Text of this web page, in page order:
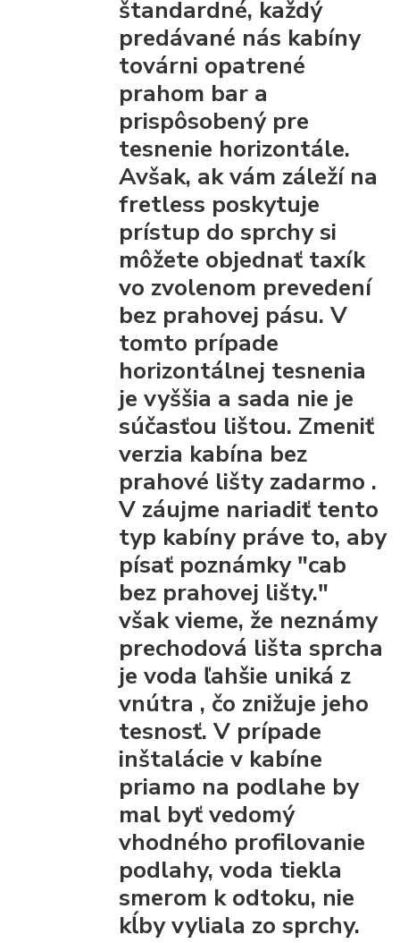
štandardné, každý
predávané nás kabíny
továrni opatrené
prahom bar a
prispôsobený pre
tesnenie horizontále.
Avšak, ak vám záleží na
fretless poskytuje
prístup do sprchysi
môžete objednať taxík
vo zvolenom prevedení
bez prahovej pásu.V
tomto prípade
horizontálnej tesnenia
je vyššia a sada nie je
súčasťou lištou. Zmeniť
verzia kabína bez
prahové lištyzadarmo .
V záujme nariadiť tento
typ kabíny práve to, aby
písať poznámky "cab
bez prahovej lišty."
však vieme, že neznámy
prechodová lištasprcha
je voda ľahšie uniká z
vnútra , čo znižuje jeho
tesnosť. V prípade
inštalácie v kabíne
priamo na podlahe by
mal byť vedomý
vhodného profilovanie
podlahy, voda tiekla
smerom k odtoku, nie
kĺby vyliala zo sprchy.